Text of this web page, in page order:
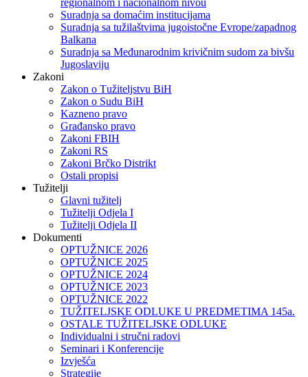
regionalnom i nacionalnom nivou
Suradnja sa domaćim institucijama
Suradnja sa tužilaštvima jugoistočne Evrope/zapadnog
Balkana
Suradnja sa Međunarodnim krivičnim sudom za bivšu
Jugoslaviju
Zakoni
Zakon o Тužiteljstvu BiH
Zakon o Sudu BiH
Kazneno pravo
Građansko pravo
Zakoni FBIH
Zakoni RS
Zakoni Brčko Distrikt
Ostali propisi
Tužitelji
Glavni tužitelj
Tužitelji Odjela I
Tužitelji Odjela II
Dokumenti
OPTUŽNICE 2026
OPTUŽNICE 2025
OPTUŽNICE 2024
OPTUŽNICE 2023
OPTUŽNICE 2022
TUŽITELJSKE ODLUKE U PREDMETIMA 145a.
OSTALE TUŽITELJSKE ODLUKE
Individualni i stručni radovi
Seminari i Konferencije
Izvješća
Strategije